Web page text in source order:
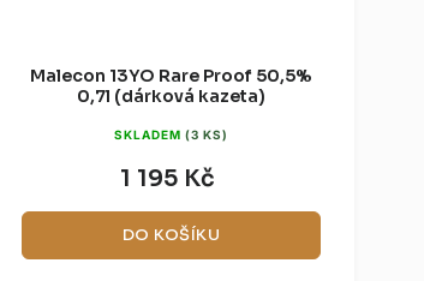
Malecon 13YO Rare Proof 50,5%
0,7l (dárková kazeta)
SKLADEM (3 KS)
1 195 Kč
DO KOŠÍKU